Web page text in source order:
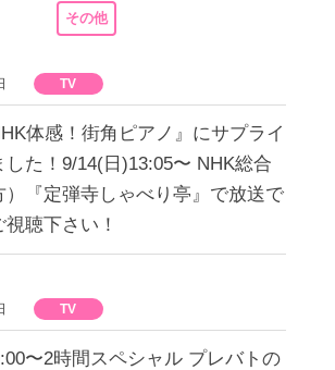
その他
TV
体感！街角ピアノ』にサプライ
した！9/14(日)13:05〜 NHK総合
）『定弾寺しゃべり亭』で放送で
聴下さい！
TV
〜2時間スペシャル プレバトの